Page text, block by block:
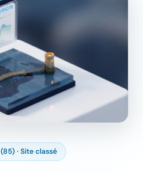
· Site classé